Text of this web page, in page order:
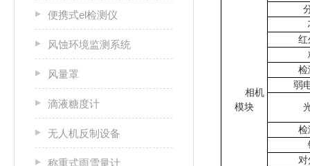
便携式el检测仪
风蚀环境监测系统
风量罩
滴液糖度计
无人机反制设备
称重式雨雪量计
相机
模块
红
检
弱
检